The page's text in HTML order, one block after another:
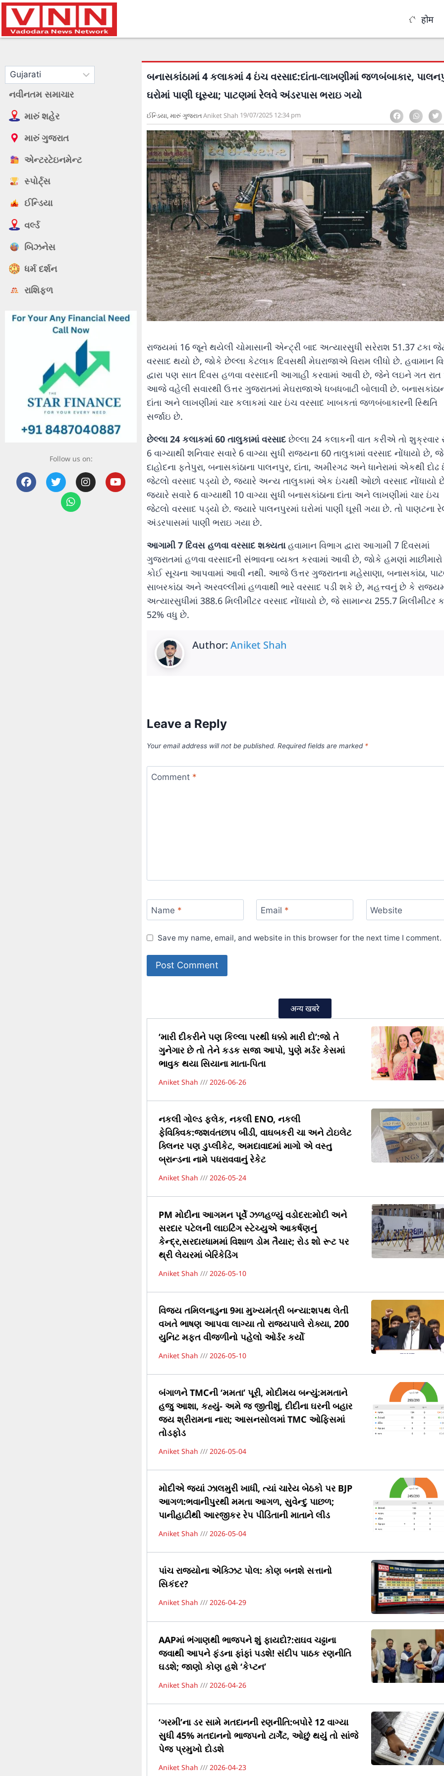
होम
નવીનતમ સમાચાર
મારું શહેર
મારું ગુજરાત
એન્ટરટેઇનમેન્ટ
સ્પોર્ટ્સ
ઈન્ડિયા
વર્લ્ડ
બિઝનેસ
ધર્મ દર્શન
રાશિફળ
Follow us on:
બનાસકાંઠામાં 4 કલાકમાં 4 ઇંચ વરસાદ:દાંતા-લાખણીમાં જળબંબાકાર,
ઘરોમાં પાણી ઘૂસ્યા; પાટણમાં રેલવે અંડરપાસ ભરાઇ ગયો
ઈન્ડિયા,મારું ગુજરાતAniket Shah 19/07/2025 12:34 pm
રાજ્યમાં 16 જૂને થયેલી ચોમાસાની એન્ટ્રી બાદ અત્યારસુધી સરેરાશ 51.37 ટકા
વરસાદ થયો છે, જોકે છેલ્લા કેટલાક દિવસથી મેઘરાજાએ વિરામ લીધો છે. હવામાન
દ્વારા પણ સાત દિવસ હળવા વરસાદની આગાહી કરવામાં આવી છે, જેને લઇને ગત
આજે વહેલી સવારથી ઉત્તર ગુજરાતમાં મેઘરાજાએ ધબધબાટી બોલાવી છે.
દાંતા અને લાખણીમાં ચાર કલાકમાં ચાર ઇંચ વરસાદ ખાબકતાં જળબંબાકારની સ્થિતિ
સર્જાઇ છે.
છેલ્લા 24 કલાકમાં 60 તાલુકામાં વરસાદ છેલ્લા 24 કલાકની વાત કરીએ તો શુક્રવાર
6 વાગ્યાથી શનિવાર સવારે 6 વાગ્યા સુધી રાજ્યના 60 તાલુકામાં વરસાદ નોંધાયો છે,
દાહોદના ફતેપુરા, બનાસકાંઠાના પાલનપુર, દાંતા, અમીરગઢ અને ધાનેરામાં એકથી
જેટલો વરસાદ પડ્યો છે, જ્યારે અન્ય તાલુકામાં એક ઇંચથી ઓછો વરસાદ નોંધાયો
જ્યારે સવારે 6 વાગ્યાથી 10 વાગ્યા સુધી બનાસકાંઠાના દાંતા અને લાખણીમાં ચાર ઇંચ
જેટલો વરસાદ પડ્યો છે. જ્યારે પાલનપુરમાં ઘરોમાં પાણી ઘૂસી ગયા છે. તો પાણટના
અંડરપાસમાં પાણી ભરાઇ ગયા છે.
આગામી 7 દિવસ હળવા વરસાદ શક્યતાહવામાન વિભાગ દ્વારા આગામી 7 દિવસમાં
ગુજરાતમાં હળવા વરસાદની સંભાવના વ્યક્ત કરવામાં આવી છે, જોકે હમણાં માછીમારો
કોઈ સૂચના આપવામાં આવી નથી. આજે ઉત્તર ગુજરાતના મહેસાણા, બનાસકાંઠા,
સાબરકાંઠા અને અરવલ્લીમાં હળવાથી ભારે વરસાદ પડી શકે છે, મહત્ત્વનું છે કે
અત્યારસુધીમાં 388.6 મિલીમીટર વરસાદ નોંધાયો છે, જે સામાન્ય 255.7 મિલીમીટર
52% વધુ છે.
Author: Aniket Shah
Leave a Reply
Your email address will not be published. Required fields are marked *
Comment *
Name * Email * Website
Save my name, email, and website in this browser for the next time I comment.
अन्य खबरे
‘મારી દીકરીને પણ કિલ્લા પરથી ધક્કો મારી દો’:જો તે
ગુનેગાર છે તો તેને કડક સજા આપો, પુણે મર્ડર કેસમાં
ભાવુક થયા સિયાના માતા-પિતા
Aniket Shah 2026-06-26
નકલી ગોલ્ડ ફ્લેક, નકલી ENO, નકલી
ફેવિક્વિક:જશવંતછાપ બીડી, વાઘબકરી ચા અને ટોઇલેટ
ક્લિનર પણ ડુપ્લીકેટ, અમદાવાદમાં માગો એ વસ્તુ
બ્રાન્ડના નામે પધરાવવાનું રેકેટ
Aniket Shah 2026-05-24
PM મોદીના આગમન પૂર્વે ઝળહળ્યું વડોદરા:મોદી અને
સરદાર પટેલની લાઇટિંગ સ્ટેચ્યુએ આકર્ષણનું
કેન્દ્ર,સરદારધામમાં વિશાળ ડોમ તૈયાર; રોડ શો રૂટ પર
થ્રી લેયરમાં બેરિકેડિંગ
Aniket Shah 2026-05-10
વિજય તમિલનાડુના 9મા મુખ્યમંત્રી બન્યા:શપથ લેતી
વખતે ભાષણ આપવા લાગ્યા તો રાજ્યપાલે રોક્યા, 200
યુનિટ મફત વીજળીનો પહેલો ઓર્ડર કર્યો
Aniket Shah 2026-05-10
બંગાળને TMCની ‘મમતા’ પૂરી, મોદીમય બન્યું:મમતાને
હજુ આશા, કહ્યું- અમે જ જીતીશું, દીદીના ઘરની બહાર
જય શ્રીરામના નારા; આસનસોલમાં TMC ઓફિસમાં
તોડફોડ
Aniket Shah 2026-05-04
મોદીએ જ્યાં ઝાલમુરી ખાધી, ત્યાં ચારેય બેઠકો પર BJP
આગળ:ભવાનીપુરથી મમતા આગળ, સુવેન્દુ પાછળ;
પાનીહાટીથી આરજીકર રેપ પીડિતાની માતાને લીડ
Aniket Shah 2026-05-04
પાંચ રાજ્યોના એક્ઝિટ પોલ: કોણ બનશે સત્તાનો
સિકંદર?
Aniket Shah 2026-04-29
AAPમાં ભંગાણથી ભાજપને શું ફાયદો?:રાઘવ ચઢ્ઢાના
જવાથી આપને ફંડના ફાંફાં પડશે! સંદીપ પાઠક રણનીતિ
ઘડશે; જાણો કોણ હશે ‘કેપ્ટન’
Aniket Shah 2026-04-26
‘ગરમી’ના ડર સામે મતદાનની રણનીતિ:બપોરે 12 વાગ્યા
સુધી 45% મતદાનનો ભાજપનો ટાર્ગેટ, ઓછું થયું તો સાંજે
પેજ પ્રમુખો દોડશે
Aniket Shah 2026-04-23